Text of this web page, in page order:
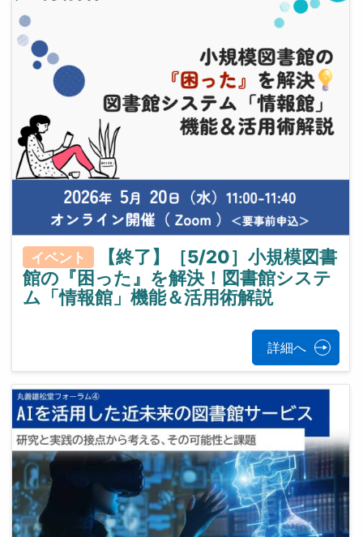
イベント
【終了】［5/20］小規模図書
館の『困った』を解決！図書館システ
ム「情報館」機能＆活用術解説
詳細へ